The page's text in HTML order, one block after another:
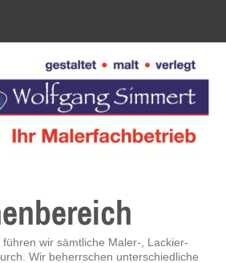
wir sämtliche Maler-, Lackier-
Wir beherrschen unterschiedliche